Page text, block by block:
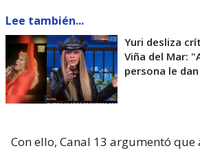
Lee también...
Yuri desliza
Viña del Mar:
persona le
Con ello, Canal 13 argumentó